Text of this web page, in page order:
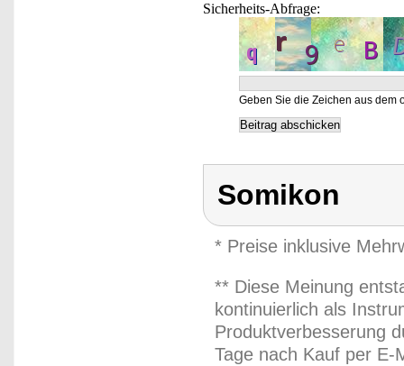
Sicherheits-Abfrage:
Geben Sie die Zeichen aus dem
Somikon
* Preise inklusive
** Diese Meinung
kontinuierlich als
Produktverbesserung
Tage nach Kauf per E-